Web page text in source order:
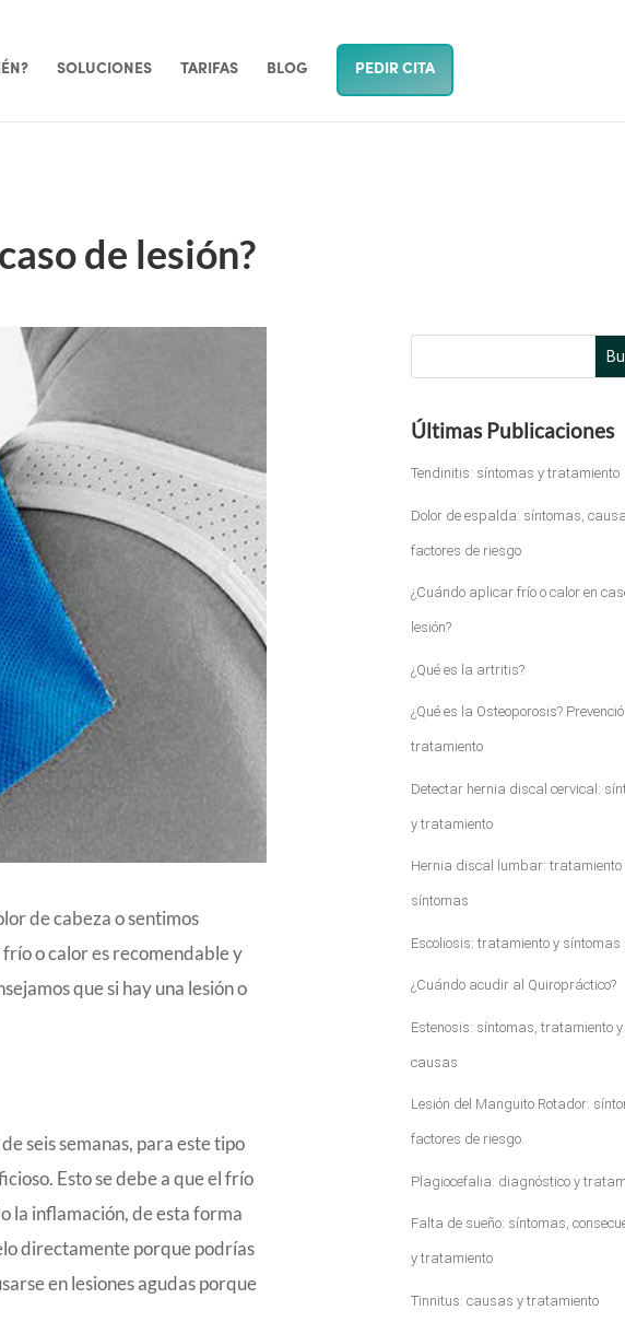
SOLUCIONES TARIFAS BLOG PEDIR CITA
de lesión?
de cabeza o sentimos
frío o calor es recomendable y
que si hay una lesión o
seis semanas, para este tipo
Esto se debe a que el frío
la inflamación, de esta forma
directamente porque podrías
en lesiones agudas porque
Últimas Publicaciones
Tendinitis: síntomas y tratamiento
Dolor de espalda: síntomas,
factores de riesgo
¿Cuándo aplicar frío o calor en
lesión?
¿Qué es la artritis?
¿Qué es la Osteoporosis?
tratamiento
Detectar hernia discal cervical:
y tratamiento
Hernia discal lumbar: tratamiento
síntomas
Escoliosis: tratamiento y síntomas
¿Cuándo acudir al Quiropráctico?
Estenosis: síntomas, tratamiento y
causas
Lesión del Manguito Rotador:
factores de riesgo.
Plagiocefalia: diagnóstico y
Falta de sueño: síntomas,
y tratamiento
Tinnitus: causas y tratamiento